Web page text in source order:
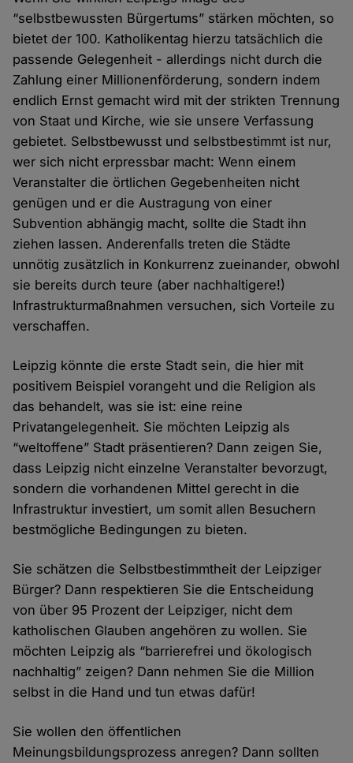
“selbstbewussten Bürgertums” stärken möchten, so
bietet der 100. Katholikentag hierzu tatsächlich die
passende Gelegenheit - allerdings nicht durch die
Zahlung einer Millionenförderung, sondern indem
endlich Ernst gemacht wird mit der strikten Trennung
von Staat und Kirche, wie sie unsere Verfassung
gebietet. Selbstbewusst und selbstbestimmt ist nur,
wer sich nicht erpressbar macht: Wenn einem
Veranstalter die örtlichen Gegebenheiten nicht
genügen und er die Austragung von einer
Subvention abhängig macht, sollte die Stadt ihn
ziehen lassen. Anderenfalls treten die Städte
unnötig zusätzlich in Konkurrenz zueinander, obwohl
sie bereits durch teure (aber nachhaltigere!)
Infrastrukturmaßnahmen versuchen, sich Vorteile zu
verschaffen.
Leipzig könnte die erste Stadt sein, die hier mit
positivem Beispiel vorangeht und die Religion als
das behandelt, was sie ist: eine reine
Privatangelegenheit. Sie möchten Leipzig als
“weltoffene” Stadt präsentieren? Dann zeigen Sie,
dass Leipzig nicht einzelne Veranstalter bevorzugt,
sondern die vorhandenen Mittel gerecht in die
Infrastruktur investiert, um somit allen Besuchern
bestmögliche Bedingungen zu bieten.
Sie schätzen die Selbstbestimmtheit der Leipziger
Bürger? Dann respektieren Sie die Entscheidung
von über 95 Prozent der Leipziger, nicht dem
katholischen Glauben angehören zu wollen. Sie
möchten Leipzig als “barrierefrei und ökologisch
nachhaltig” zeigen? Dann nehmen Sie die Million
selbst in die Hand und tun etwas dafür!
Sie wollen den öffentlichen
Meinungsbildungsprozess anregen? Dann sollten